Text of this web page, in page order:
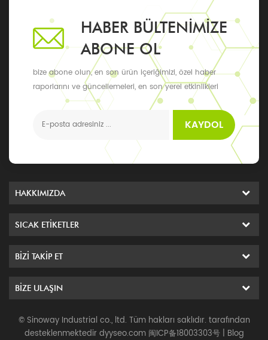
HABER BÜLTENIMIZE
ABONE OL
bize abone olun, en son ürün içeriğimizi, özel haber
raporlarını ve güncellemeleri, en son yerel etkinlikleri
alabilirsiniz
KAYDOL
HAKKIMIZDA
SICAK ETIKETLER
BIZI TAKIP ET
BIZE ULAŞIN
© Sinoway Industrial co., ltd. Tüm hakları saklıdır. tarafından
desteklenmektedirdyyseo.com 闽ICP备18003303号| Blog